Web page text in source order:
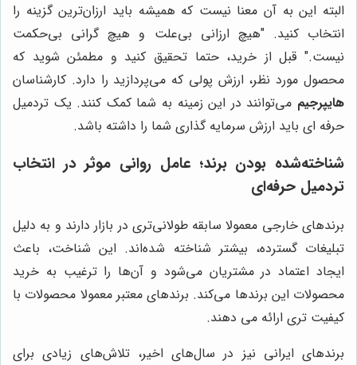
البته این به آن معنا نیست که همیشه باید ارزان‌ترین گزینه را
انتخاب کنید. "هیچ ارزانی بی‌علت و هیچ گرانی بی‌حکمت
نیست." قبل از خرید، حتما تحقیق کنید و مطمئن شوید که
محصول مورد نظر، ارزش پولی که می‌پردازید را دارد. کارشناسان
هایپرجیم می‌توانند در این زمینه به شما کمک کنند. یک تردمیل
حرفه ای باید ارزش سرمایه گذاری شما را داشته باشد.
شناخته‌شده بودن برند؛ عامل روانی موثر در انتخاب
تردمیل حرفه‌ای
برندهای خارجی معمولا سابقه طولانی‌تری در بازار دارند و به دلیل
تبلیغات گسترده، بیشتر شناخته شده‌اند. این شناخت، باعث
ایجاد اعتماد در مشتریان می‌شود و آن‌ها را ترغیب به خرید
محصولات این برندها می‌کند. برندهای معتبر معمولا محصولات با
کیفیت تری ارائه می دهند.
برندهای ایرانی نیز در سال‌های اخیر، تلاش‌های زیادی برای